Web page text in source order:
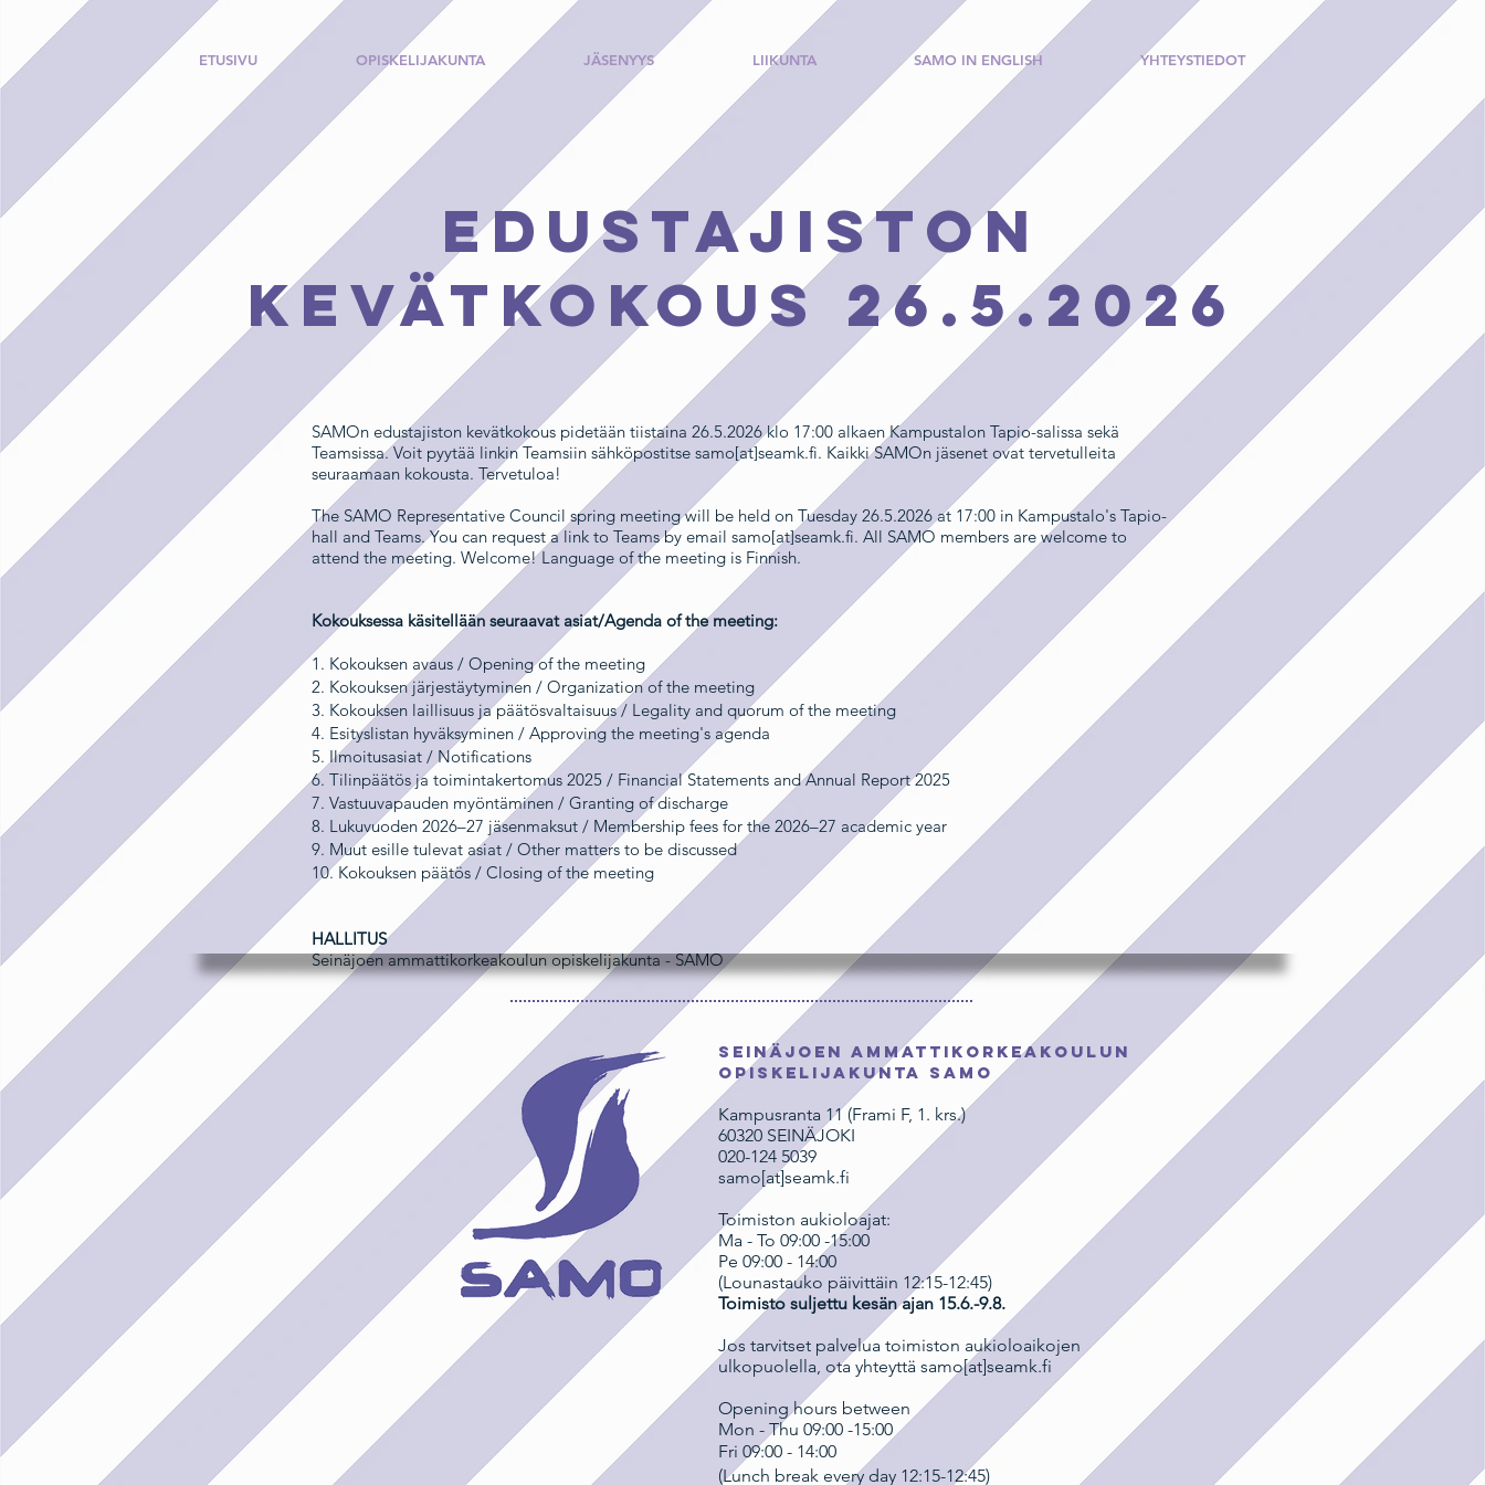
ETUSIVU OPISKELIJAKUNTA JÄSENYYS LIIKUNTA SAMO IN ENGLISH YHTEYSTIEDOT
edustajiston
kevätkokous 26.5.2026
SAMOn edustajiston kevätkokous pidetään tiistaina 26.5.2026 klo 17:00 alkaen Kampustalon Tapio-salissa sekä
Teamsissa. Voit pyytää linkin Teamsiin sähköpostitse samo[at]seamk.fi. Kaikki SAMOn jäsenet ovat tervetulleita
seuraamaan kokousta. Tervetuloa!
The SAMO Representative Council spring meeting will be held on Tuesday 26.5.2026 at 17:00 in Kampustalo's Tapio-
hall and Teams. You can request a link to Teams by email samo[at]seamk.fi. All SAMO members are welcome to
attend the meeting. Welcome! Language of the meeting is Finnish.
Kokouksessa käsitellään seuraavat asiat/Agenda of the meeting:
1. Kokouksen avaus / Opening of the meeting
2. Kokouksen järjestäytyminen / Organization of the meeting
3. Kokouksen laillisuus ja päätösvaltaisuus / Legality and quorum of the meeting
4. Esityslistan hyväksyminen / Approving the meeting's agenda
5. Ilmoitusasiat / Notifications
6. Tilinpäätös ja toimintakertomus 2025 / Financial Statements and Annual Report 2025
7. Vastuuvapauden myöntäminen / Granting of discharge
8. Lukuvuoden 2026–27 jäsenmaksut / Membership fees for the 2026–27 academic year
9. Muut esille tulevat asiat / Other matters to be discussed
10. Kokouksen päätös / Closing of the meeting
HALLITUS
Seinäjoen ammattikorkeakoulun opiskelijakunta - SAMO
Seinäjoen ammattikorkeakoulun
opiskelijakunta SAMO
Kampusranta 11 (Frami F, 1. krs.)
60320 SEINÄJOKI
020-124 5039
samo[at]seamk.fi
Toimiston aukioloajat:
Ma - To 09:00 -15:00
Pe 09:00 - 14:00
(Lounastauko päivittäin 12:15-12:45)
Toimisto suljettu kesän ajan 15.6.-9.8.
Jos tarvitset palvelua toimiston aukioloaikojen
ulkopuolella, ota yhteyttä samo[at]seamk.fi
Opening hours between
Mon - Thu 09:00 -15:00
Fri 09:00 - 14:00
(Lunch break every day 12:15-12:45)